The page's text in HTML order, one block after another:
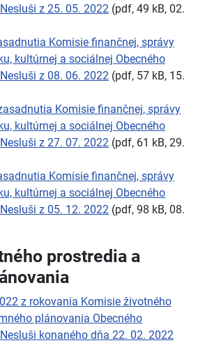
z 25. 05. 2022 (pdf, 49 kB, 02.
Komisie finančnej, správy
kultúrnej a sociálnej Obecného
z 08. 06. 2022 (pdf, 57 kB, 15.
Komisie finančnej, správy
kultúrnej a sociálnej Obecného
z 27. 07. 2022 (pdf, 61 kB, 29.
Komisie finančnej, správy
kultúrnej a sociálnej Obecného
z 05. 12. 2022 (pdf, 98 kB, 08.
prostredia a
z rokovania Komisie životného
plánovania Obecného
konaného dňa 22. 02. 2022